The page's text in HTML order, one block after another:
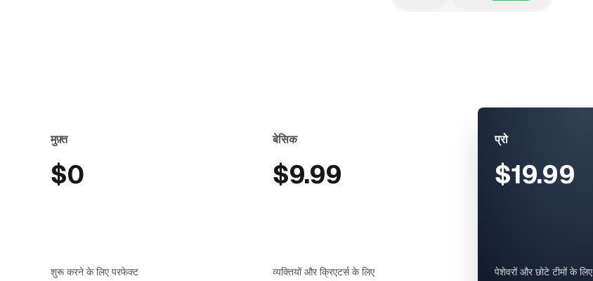
मुफ़्त
$0
शुरू करने के लिए परफेक्ट
बेसिक
$9.99
व्यक्तियों और क्रिएटर्स के लिए
प्रो
$19.99
पेशेवरों और छोटे टीमों के लिए